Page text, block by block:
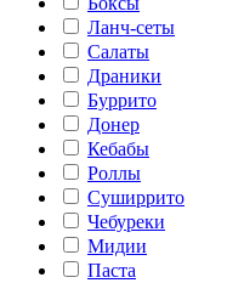
Ланч-сеты
Салаты
Драники
Буррито
Донер
Кебабы
Роллы
Суширрито
Чебуреки
Мидии
Паста